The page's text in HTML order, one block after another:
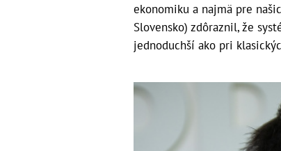
ekonomiku a najmä pre
Slovensko) zdôraznil, že
jednoduchší ako pri